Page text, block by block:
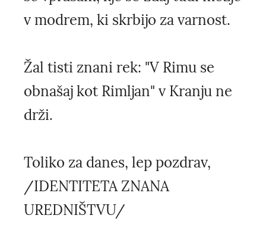
v modrem, ki skrbijo za varnost.
Žal tisti znani rek: "V Rimu se
obnašaj kot Rimljan" v Kranju ne
drži.
Toliko za danes, lep pozdrav,
/IDENTITETA ZNANA
UREDNIŠTVU/